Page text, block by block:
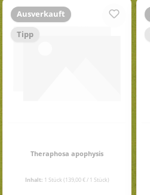
Ausverkauft
Tipp
Theraphosa apophysis
Inhalt: 1 Stück (139,00 € / 1 Stück)